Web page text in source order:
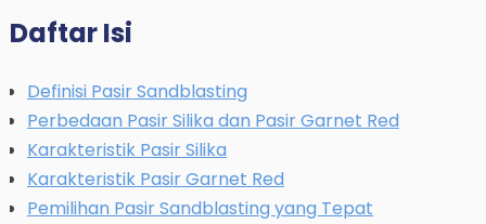
Daftar Isi
Definisi Pasir Sandblasting
Perbedaan Pasir Silika dan Pasir Garnet Red
Karakteristik Pasir Silika
Karakteristik Pasir Garnet Red
Pemilihan Pasir Sandblasting yang Tepat